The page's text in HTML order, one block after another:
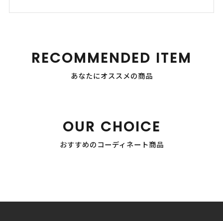
RECOMMENDED ITEM
あなたにオススメの商品
OUR CHOICE
おすすめのコーディネート商品